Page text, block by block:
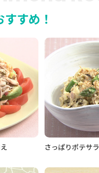
すめ！
さっぱりポテサラ